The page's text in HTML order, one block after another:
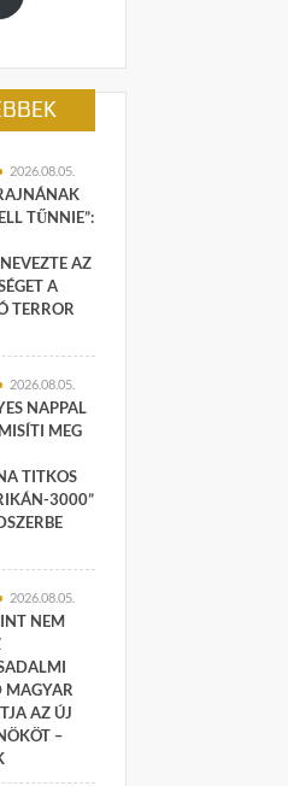
2026.08.05.
TŰNNIE”:
AZ
A
TERROR
2026.08.05.
NAPPAL
MEG
TITKOS
3000”
2026.08.05.
NEM
MAGYAR
AZ ÚJ
–